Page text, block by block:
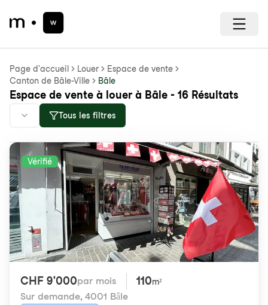
Page d'accueil Louer
Espace de vente
Canton de Bâle-Ville
Bâle
Espace de vente à louer à Bâle - 16 Résultats
Tous les filtres
Vérifié
CHF 9'000par mois 110m²
Sur demande, 4001 Bâle